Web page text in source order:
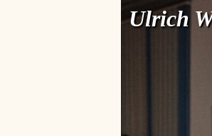
Ulrich